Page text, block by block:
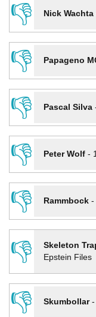
👎
Nick
👎
Papageno
👎
Pascal Silva
👎
Peter Wolf-
👎
Rammbock-
👎
Skeleton
Epstein Files
👎
Skumbollar-